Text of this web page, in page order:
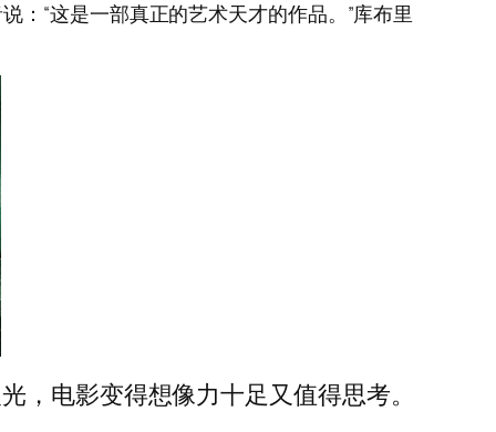
：“这是一部真正的艺术天才的作品。”库布里
，电影变得想像力十足又值得思考。